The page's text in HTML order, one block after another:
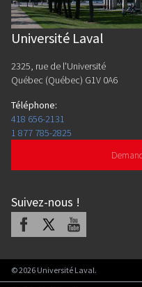
Université Laval
2325, rue de l'Université
Québec (Québec) G1V 0A6
Téléphone:
418 656-2131
1 877 785-2825
Suivez-nous !
Facebook Youtube
©2026 Université Laval.